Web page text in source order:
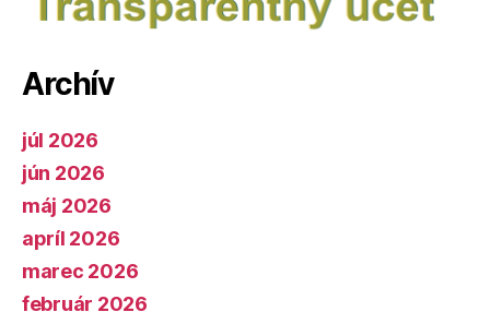
Archív
júl 2026
jún 2026
máj 2026
apríl 2026
marec 2026
február 2026